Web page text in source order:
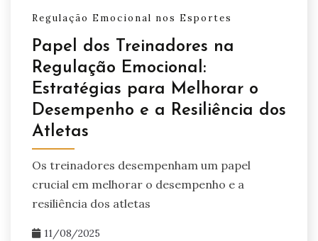
Regulação Emocional nos Esportes
Papel dos Treinadores na
Regulação Emocional:
Estratégias para Melhorar o
Desempenho e a Resiliência dos
Atletas
Os treinadores desempenham um papel
crucial em melhorar o desempenho e a
resiliência dos atletas
11/08/2025